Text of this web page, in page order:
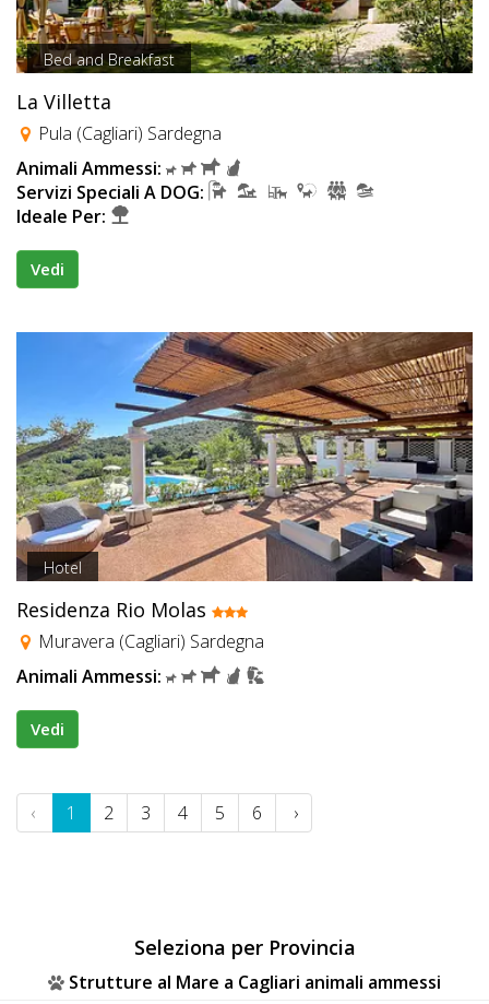
Bed and Breakfast
La Villetta
Pula (Cagliari) Sardegna
Animali Ammessi:
Servizi Speciali A DOG:
Ideale Per:
Vedi
Hotel
Residenza Rio Molas
Muravera (Cagliari) Sardegna
Animali Ammessi:
Vedi
‹ 1 2 3 4 5 6 ›
Seleziona per Provincia
Strutture al Mare a Cagliari animali ammessi